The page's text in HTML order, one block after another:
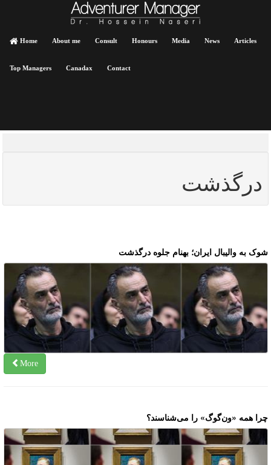
Home About me Consult Honours Media News Articles
Top Managers Canadax Contact
درگذشت
به والیبال ایران؛ بهنام جلوه درگذشت
More
همه «ون‌گوگ»‌ را می‌شناسند؟